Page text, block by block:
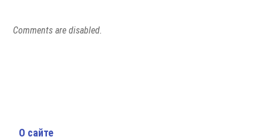
Comments are disabled.
О сайте